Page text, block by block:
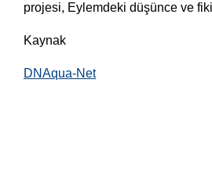
projesi, Eylemdeki düşünce ve
Kaynak
DNAqua-Net